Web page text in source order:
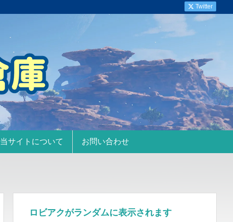
当サイトについて お問い合わせ
Twitter
ロビアクがランダムに表示されます